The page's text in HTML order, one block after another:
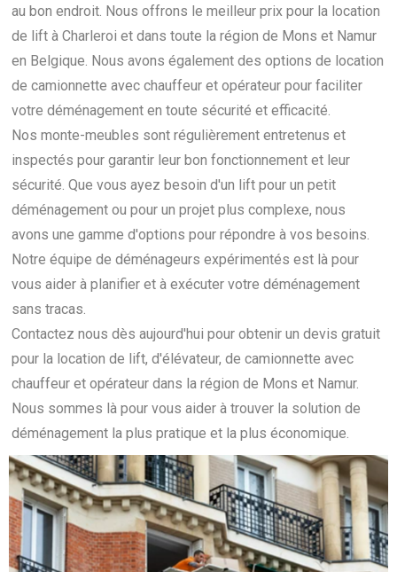
au bon endroit. Nous offrons le meilleur prix pour la location
de lift à Charleroi et dans toute la région de Mons et Namur
en Belgique. Nous avons également des options de location
de camionnette avec chauffeur et opérateur pour faciliter
votre déménagement en toute sécurité et efficacité.
Nos monte-meubles sont régulièrement entretenus et
inspectés pour garantir leur bon fonctionnement et leur
sécurité. Que vous ayez besoin d'un lift pour un petit
déménagement ou pour un projet plus complexe, nous
avons une gamme d'options pour répondre à vos besoins.
Notre équipe de déménageurs expérimentés est là pour
vous aider à planifier et à exécuter votre déménagement
sans tracas.
Contactez nous dès aujourd'hui pour obtenir un devis gratuit
pour la location de lift, d'élévateur, de camionnette avec
chauffeur et opérateur dans la région de Mons et Namur.
Nous sommes là pour vous aider à trouver la solution de
déménagement la plus pratique et la plus économique.